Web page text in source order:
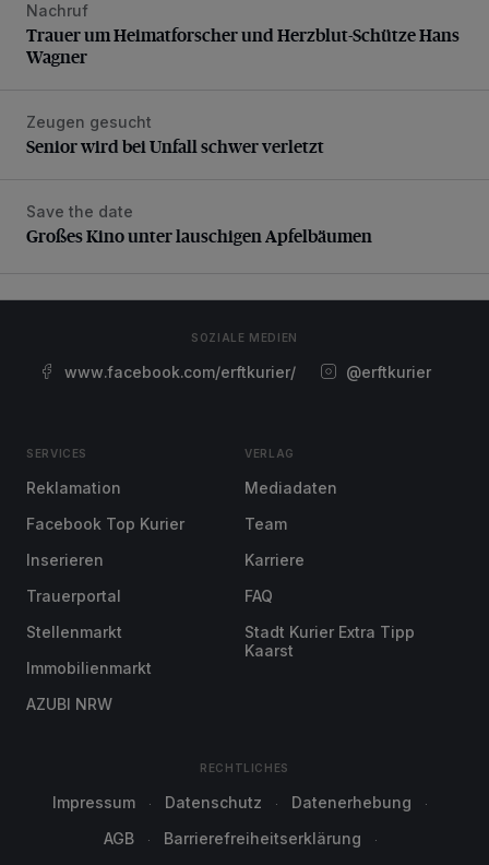
Trauer um Heimatforscher und Herzblut-Schütze Hans
Nachruf
Trauer um Heimatforscher und Herzblut-Schütze Hans
Wagner
Senior wird bei Unfall schwer verletzt
Zeugen gesucht
Senior wird bei Unfall schwer verletzt
Großes Kino unter lauschigen Apfelbäumen
Save the date
Großes Kino unter lauschigen Apfelbäumen
SOZIALE MEDIEN
www.facebook.com/erftkurier/ @erftkurier
SERVICES
Reklamation
Facebook Top Kurier
Inserieren
Trauerportal
Stellenmarkt
Immobilienmarkt
AZUBI NRW
VERLAG
Mediadaten
Team
Karriere
FAQ
Stadt Kurier Extra Tipp
Kaarst
RECHTLICHES
Impressum Datenschutz
Datenerhebung
AGB
Barrierefreiheitserklärung